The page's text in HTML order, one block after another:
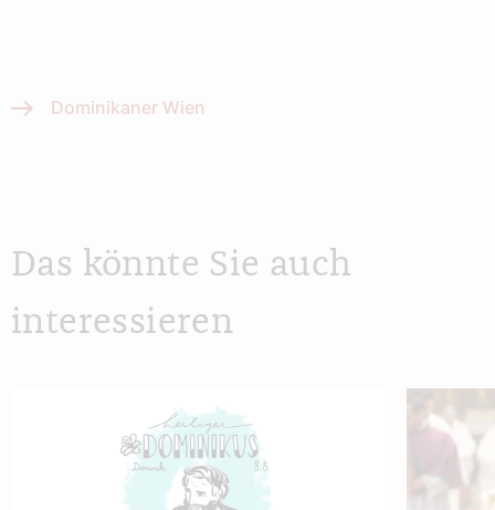
Dominikaner Wien
Das könnte Sie auch
interessieren